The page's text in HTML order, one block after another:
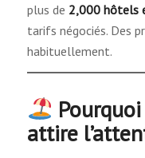
plus de 2,000 hôtels
tarifs négociés. Des
habituellement.
attire